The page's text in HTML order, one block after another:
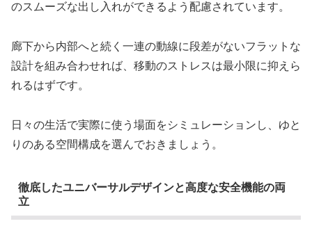
のスムーズな出し入れができるよう配慮されています。
廊下から内部へと続く一連の動線に段差がないフラットな
設計を組み合わせれば、移動のストレスは最小限に抑えら
れるはずです。
日々の生活で実際に使う場面をシミュレーションし、ゆと
りのある空間構成を選んでおきましょう。
徹底したユニバーサルデザインと高度な安全機能の両
立